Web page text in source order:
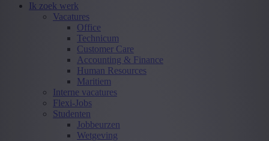
Ik zoek werk
Vacatures
Office
Technicum
Customer Care
Accounting & Finance
Human Resources
Maritiem
Interne vacatures
Flexi-Jobs
Studenten
Jobbeurzen
Wetgeving